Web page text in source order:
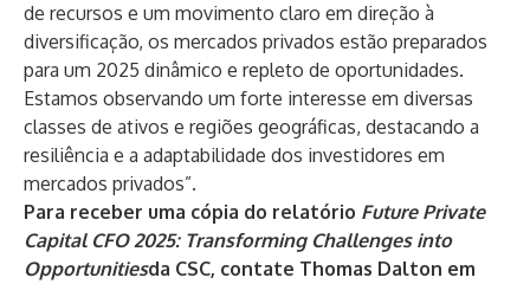
de recursos e um movimento claro em direção à
diversificação, os mercados privados estão preparados
para um 2025 dinâmico e repleto de oportunidades.
Estamos observando um forte interesse em diversas
classes de ativos e regiões geográficas, destacando a
resiliência e a adaptabilidade dos investidores em
mercados privados”.
Para receber uma cópia do relatório Future Private
Capital CFO 2025: Transforming Challenges into
Opportunitiesda CSC, contate Thomas Dalton em